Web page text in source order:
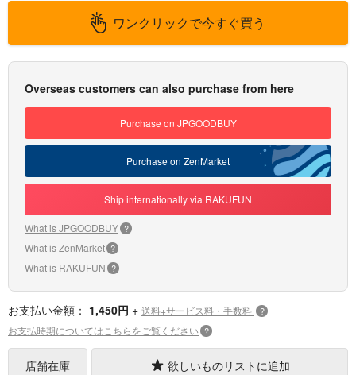
ワンクリックで今すぐ買う
Overseas customers can also purchase from here
Purchase on JPGOODBUY
Purchase on ZenMarket
Ship internationally via RAKUFUN
What is JPGOODBUY ?
What is ZenMarket ?
What is RAKUFUN ?
お支払い金額： 1,450円 + 送料+サービス料・手数料 ?
お支払時期についてはこちらをご覧ください ?
店舗在庫 欲しいものリストに追加